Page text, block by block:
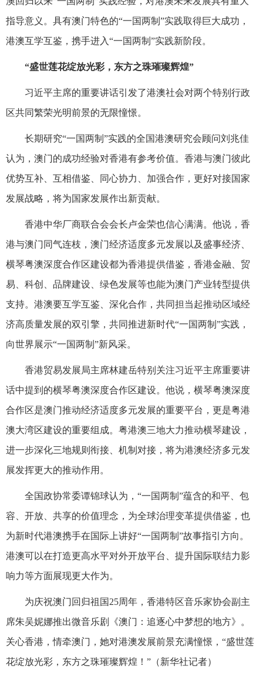
指导意义。具有澳门特色的“一国两制”实践取得巨大成功，
港澳互学互鉴，携手进入“一国两制”实践新阶段。
“盛世莲花绽放光彩，东方之珠璀璨辉煌”
习近平主席的重要讲话引发了港澳社会对两个特别行政
区共同繁荣光明前景的无限憧憬。
长期研究“一国两制”实践的全国港澳研究会顾问刘兆佳
认为，澳门的成功经验对香港有参考价值。香港与澳门彼此
优势互补、互相借鉴、同心协力、加强合作，更好对接国家
发展战略，将为国家发展作出新贡献。
香港中华厂商联合会会长卢金荣也信心满满。他说，香
港与澳门同气连枝，澳门经济适度多元发展以及盛事经济、
横琴粤澳深度合作区建设都为香港提供借鉴，香港金融、贸
易、科创、品牌建设、绿色发展等也能为澳门产业转型提供
支持。港澳要互学互鉴、深化合作，共同担当起推动区域经
济高质量发展的双引擎，共同推进新时代“一国两制”实践，
向世界展示“一国两制”新风采。
香港贸易发展局主席林建岳特别关注习近平主席重要讲
话中提到的横琴粤澳深度合作区建设。他说，横琴粤澳深度
合作区是澳门推动经济适度多元发展的重要平台，更是粤港
澳大湾区建设的重要组成。粤港澳三地大力推动横琴建设，
进一步深化三地规则衔接、机制对接，将为港澳经济多元发
展发挥更大的推动作用。
全国政协常委谭锦球认为，“一国两制”蕴含的和平、包
容、开放、共享的价值理念，为全球治理变革提供借鉴，也
为新时代港澳携手在国际上讲好“一国两制”故事指引方向。
港澳可以在打造更高水平对外开放平台、提升国际联结力影
响力等方面展现更大作为。
为庆祝澳门回归祖国25周年，香港特区音乐家协会副主
席朱吴妮娜推出微音乐剧《澳门：追逐心中梦想的地方》。
关心香港，情牵澳门，她对港澳发展前景充满憧憬，“盛世莲
花绽放光彩，东方之珠璀璨辉煌！”（新华社记者）